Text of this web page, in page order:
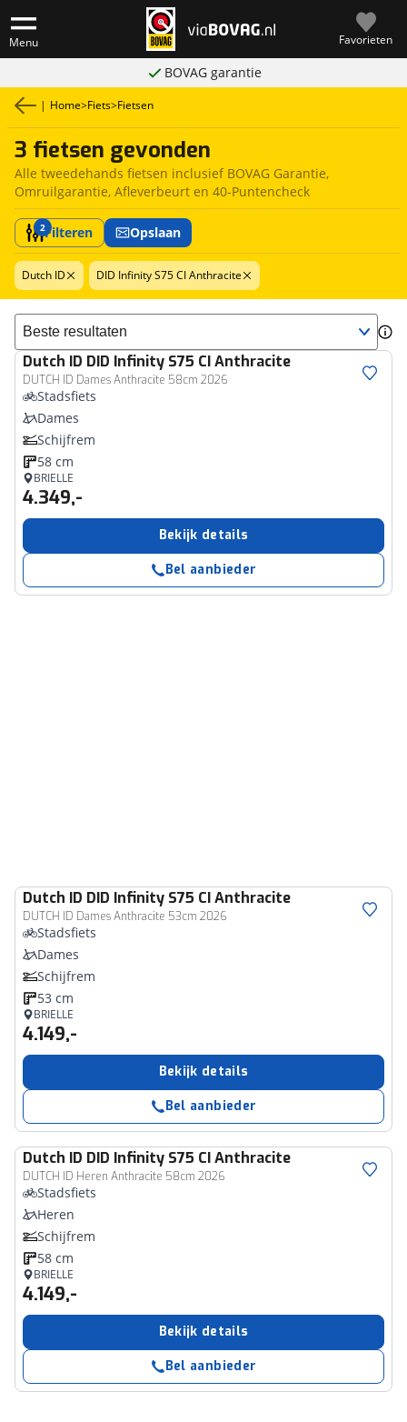
Menu Favorieten
BOVAG garantie
| Home>Fiets>Fietsen
3 fietsen gevonden
Alle tweedehands fietsen inclusief BOVAG Garantie,
Omruilgarantie, Afleverbeurt en 40-Puntencheck
2Filteren Opslaan
Dutch ID DID Infinity S75 CI Anthracite
Sorteer resultaten
Dutch ID DID Infinity S75 CI Anthracite
DUTCH ID Dames Anthracite 58cm 2026
Stadsfiets
Dames
Schijfrem
58 cm
BRIELLE
4.349,-
Bekijk details
Bel aanbieder
Dutch ID DID Infinity S75 CI Anthracite
DUTCH ID Dames Anthracite 53cm 2026
Stadsfiets
Dames
Schijfrem
53 cm
BRIELLE
4.149,-
Bekijk details
Bel aanbieder
Dutch ID DID Infinity S75 CI Anthracite
DUTCH ID Heren Anthracite 58cm 2026
Stadsfiets
Heren
Schijfrem
58 cm
BRIELLE
4.149,-
Bekijk details
Bel aanbieder